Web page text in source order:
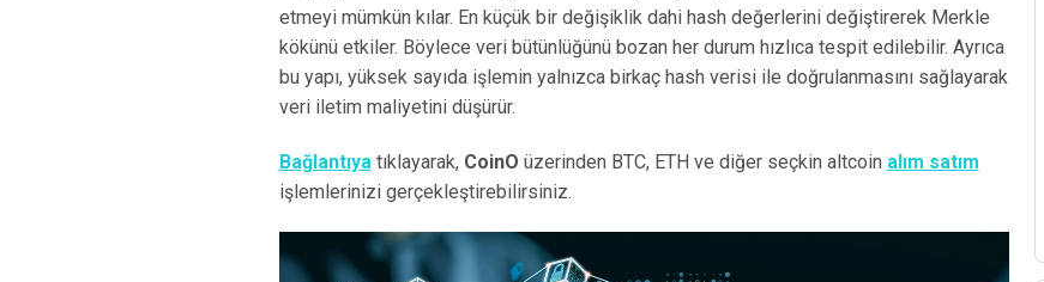
etmeyi mümkün kılar. En küçük bir değişiklik dahi hash değerlerini değiştirerek Merkle
kökünü etkiler. Böylece veri bütünlüğünü bozan her durum hızlıca tespit edilebilir. Ayrıca
bu yapı, yüksek sayıda işlemin yalnızca birkaç hash verisi ile doğrulanmasını sağlayarak
veri iletim maliyetini düşürür.
Bağlantıya tıklayarak, CoinO üzerinden BTC, ETH ve diğer seçkin altcoin alım satım
işlemlerinizi gerçekleştirebilirsiniz.